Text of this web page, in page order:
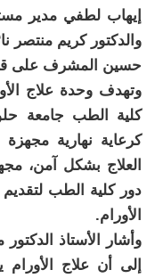
إيهاب لطفي مدير
والدكتور كريم منتصر
حسين المشرف على
وتهدف وحدة علاج
كلية الطب جامعة
كرعاية نهارية مجهزة
العلاج بشكل آمن،
دور كلية الطب
الأورام.
وأشار الأستاذ
إلى أن علاج